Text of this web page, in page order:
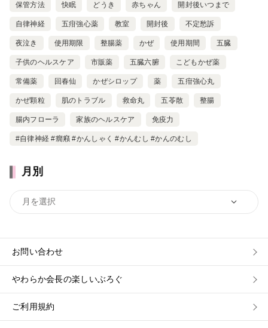
保管方法 快眠 どうき 赤ちゃん 開封後いつまで
自律神経 五疳強心薬 教室 開封後 不定愁訴
夜泣き 使用期限 整腸薬 かぜ 使用期間 五臓
子供のヘルスケア 市販薬 五臓六腑 こどもかぜ薬
常備薬 回春仙 かぜシロップ 薬 五疳強心丸
かぜ顆粒 肌のトラブル 救命丸 五苓散 整腸
腸内フローラ 家族のヘルスケア 免疫力
#自律神経 #癇癪 #かんしゃく #かんむし #かんのむし
月別
お問い合わせ
やわらか会長の楽しいぶろぐ
ご利用規約